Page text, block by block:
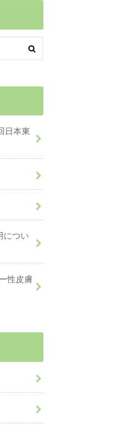
日本東
につい
性皮膚